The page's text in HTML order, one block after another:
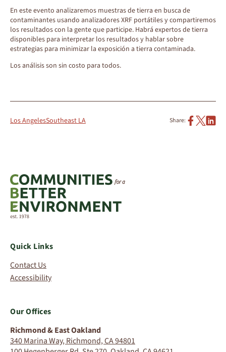
En este evento analizaremos muestras de tierra en busca de
contaminantes usando analizadores XRF portátiles y compartiremos
los resultados con la gente que participe. Habrá expertos de tierra
disponibles para interpretar los resultados y hablar sobre
estrategias para minimizar la exposición a tierra contaminada.
Los análisis son sin costo para todos.
Los AngelesSoutheast LA Share:
Quick Links
Contact Us
Accessibility
Our Offices
Richmond & East Oakland
340 Marina Way, Richmond, CA 94801